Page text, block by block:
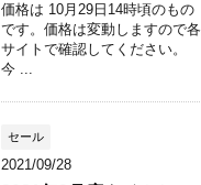
価格は 10月29日14時頃のもの
です。価格は変動しますので各
サイトで確認してください。
今 ...
セール
2021/09/28